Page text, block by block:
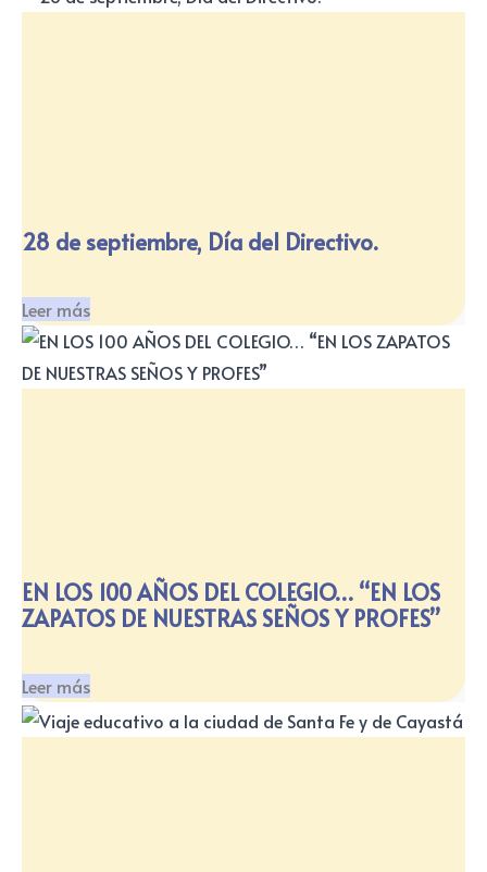
28 de septiembre, Día del Directivo.
Leer más
EN LOS 100 AÑOS DEL COLEGIO… “EN LOS
ZAPATOS DE NUESTRAS SEÑOS Y PROFES”
Leer más